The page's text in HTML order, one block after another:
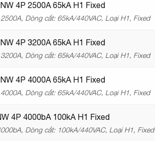
4P 2500A 65kA H1 Fixed
Dòng cắt: 65kA/440VAC, Loại H1, Fixed
4P 3200A 65kA H1 Fixed
Dòng cắt: 65kA/440VAC, Loại H1, Fixed
4P 4000A 65kA H1 Fixed
Dòng cắt: 65kA/440VAC, Loại H1, Fixed
4P 4000bA 100kA H1 Fixed
Dòng cắt: 100kA/440VAC, Loại H1, Fixed